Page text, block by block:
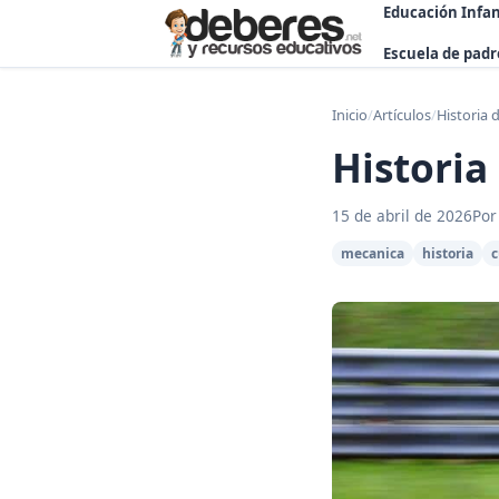
Educación
Escuela de
Inicio/Artículos/Historia
15 de abril de 2026
mecanica historia